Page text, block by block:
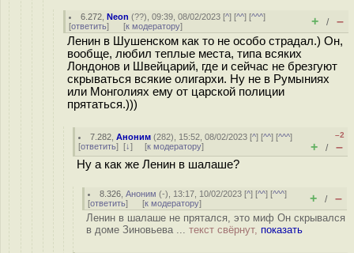
6.272 ,Neon (??), 09:39, 08/02/2023 [^] [^^] [^^^]
[ответить] [к модератору] + / –
Ленин в Шушенском как то не особо страдал.) Он,
вообще, любил теплые места, типа всяких
Лондонов и Швейцарий, где и сейчас не брезгуют
скрываться всякие олигархи. Ну не в Румыниях
или Монголиях ему от царской полиции
прятаться.)))
7.282 ,Аноним (282), 15:52, 08/02/2023 [^] [^^] [^^^]
[ответить] [↓] [к модератору]
–2
+ / –
Ну а как же Ленин в шалаше?
8.326 ,Аноним (-), 13:17, 10/02/2023 [^] [^^] [^^^]
[ответить] [к модератору] + / –
Ленин в шалаше не прятался, это миф Он скрывался
в доме Зиновьева ... текст свёрнут, показать